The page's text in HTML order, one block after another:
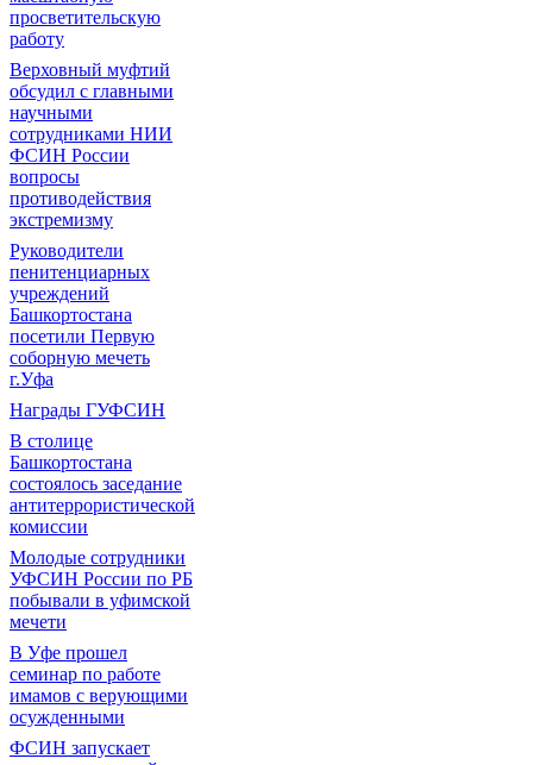
просветительскую
работу
Верховный муфтий
обсудил с главными
научными
сотрудниками НИИ
ФСИН России
вопросы
противодействия
экстремизму
Руководители
пенитенциарных
учреждений
Башкортостана
посетили Первую
соборную мечеть
г.Уфа
Награды ГУФСИН
В столице
Башкортостана
состоялось заседание
антитеррористической
комиссии
Молодые сотрудники
УФСИН России по РБ
побывали в уфимской
мечети
В Уфе прошел
семинар по работе
имамов с верующими
осужденными
ФСИН запускает